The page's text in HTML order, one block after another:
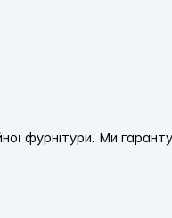
фурнітури. Ми